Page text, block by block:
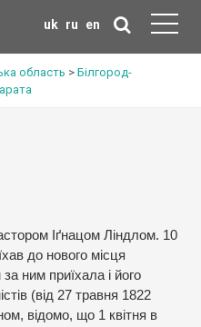
uk ru en
область > Білгород-
Іґнацом Ліндлом. 10
до нового місця
ним приїхала і його
(від 27 травня 1822
відомо, що 1 квітня в